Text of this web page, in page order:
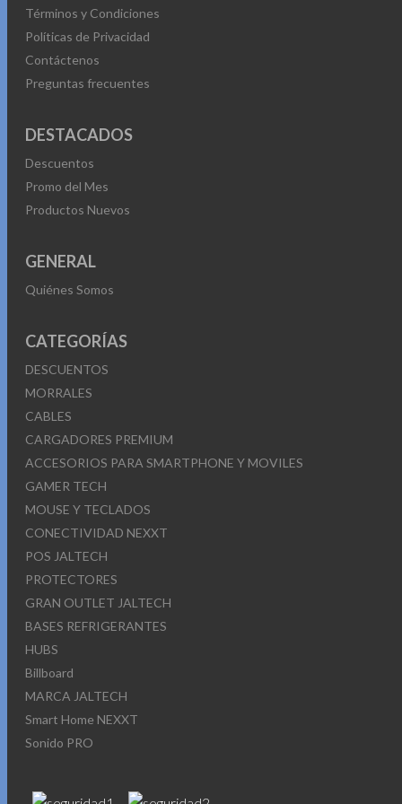
Términos y Condiciones
Políticas de Privacidad
Contáctenos
Preguntas frecuentes
DESTACADOS
Descuentos
Promo del Mes
Productos Nuevos
GENERAL
Quiénes Somos
CATEGORÍAS
DESCUENTOS
MORRALES
CABLES
CARGADORES PREMIUM
ACCESORIOS PARA SMARTPHONE Y MOVILES
GAMER TECH
MOUSE Y TECLADOS
CONECTIVIDAD NEXXT
POS JALTECH
PROTECTORES
GRAN OUTLET JALTECH
BASES REFRIGERANTES
HUBS
Billboard
MARCA JALTECH
Smart Home NEXXT
Sonido PRO